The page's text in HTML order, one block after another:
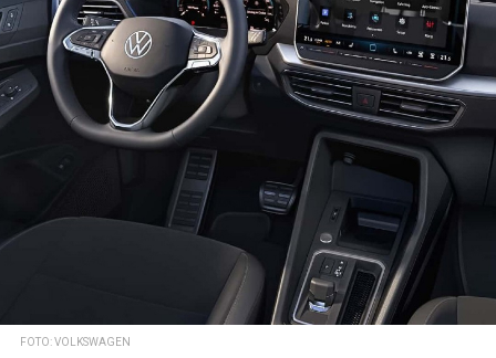
FOTO: VOLKSWAGEN